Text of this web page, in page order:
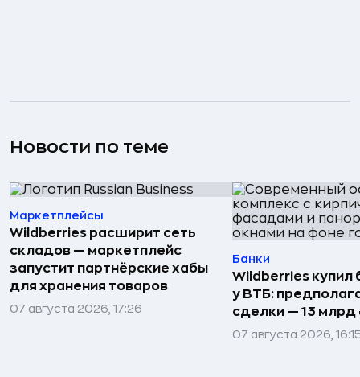
Новости по теме
Маркетплейсы
Wildberries расширит сеть
складов — маркетплейс
запустит партнёрские хабы
для хранения товаров
07 августа 2026, 17:26
Банки
Wildberries купил
у ВТБ:
сделки — 13 млрд
07 августа 2026,